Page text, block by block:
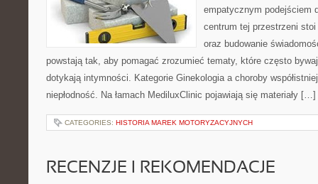
empatycznym podejściem
centrum tej przestrzeni
oraz budowanie
powstają tak, aby pomagać zrozumieć tematy, które często
dotykają intymności. Kategorie Ginekologia a choroby
niepłodność. Na łamach MediluxClinic pojawiają się materiały […]
CATEGORIES: HISTORIA MAREK MOTORYZACYJNYCH
RECENZJE I REKOMENDACJE